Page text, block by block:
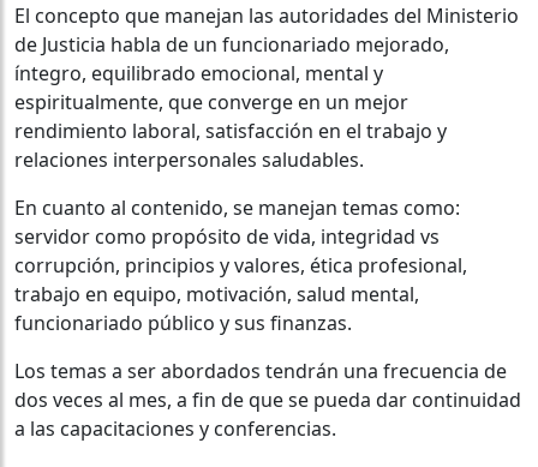
El concepto que manejan las autoridades del Ministerio
de Justicia habla de un funcionariado mejorado,
íntegro, equilibrado emocional, mental y
espiritualmente, que converge en un mejor
rendimiento laboral, satisfacción en el trabajo y
relaciones interpersonales saludables.
En cuanto al contenido, se manejan temas como:
servidor como propósito de vida, integridad vs
corrupción, principios y valores, ética profesional,
trabajo en equipo, motivación, salud mental,
funcionariado público y sus finanzas.
Los temas a ser abordados tendrán una frecuencia de
dos veces al mes, a fin de que se pueda dar continuidad
a las capacitaciones y conferencias.